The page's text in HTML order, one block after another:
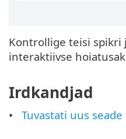
Kontrollige teisi spikri
interaktiivse
Irdkandjad
Tuvastati uus seade